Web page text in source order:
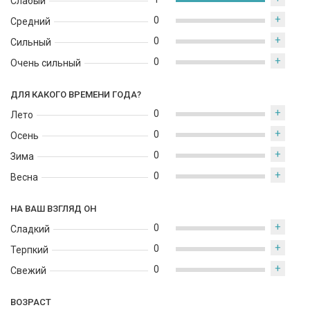
Средний
Сильный
Очень сильный
0 +
0 +
0 +
ДЛЯ КАКОГО ВРЕМЕНИ ГОДА?
Лето
Осень
Зима
Весна
0 +
0 +
0 +
0 +
НА ВАШ ВЗГЛЯД ОН
Сладкий
Терпкий
Свежий
0 +
0 +
0 +
ВОЗРАСТ